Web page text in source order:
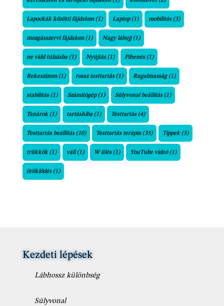
Lapockák közötti fájdalom(1) Laptop(1) mobilitás(3)
mozgásszervi fájdalom(1) Nagy lábujj(1)
ne vidd túlzásba(1) Nyújtás(1) Pihenés(1)
Rekeszizom(1) rossz testtartás(1) Rugalmasság(1)
stabilitás(1) Számítógép(1) Súlyvonal beállítás(1)
Tanárok(1) tartáshiba(1) Testtartás(4)
Testtartás beállítás(10) Testtartás terápia(35) Tippek(5)
trükkök(1) váll(1) W ülés(1) YouTube videó(1)
öröklődés(1)
Kezdeti lépések
Lábhossz különbség
Súlyvonal